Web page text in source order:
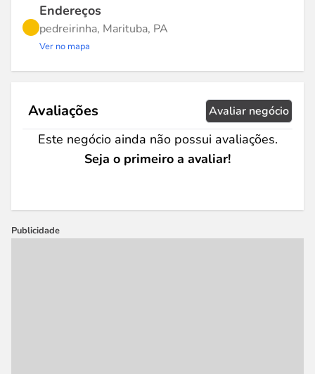
Endereços
pedreirinha, Marituba, PA
Ver no mapa
Avaliações Avaliar negócio
Este negócio ainda não possui avaliações.
Seja o primeiro a avaliar!
Publicidade